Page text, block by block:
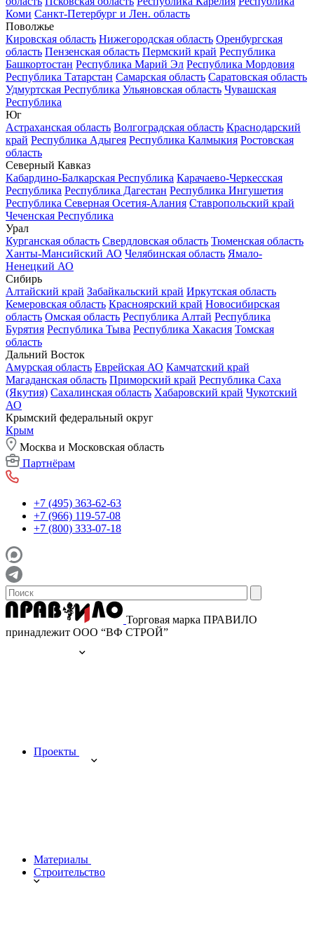
Коми Санкт-Петербург и Лен. область
Поволжье
Кировская область Нижегородская область Оренбургская
область Пензенская область Пермский край Республика
Башкортостан Республика Марий Эл Республика Мордовия
Республика Татарстан Самарская область Саратовская область
Удмуртская Республика Ульяновская область Чувашская
Республика
Юг
Астраханская область Волгоградская область Краснодарский
край Республика Адыгея Республика Калмыкия Ростовская
область
Северный Кавказ
Кабардино-Балкарская Республика Карачаево-Черкесская
Республика Республика Дагестан Республика Ингушетия
Республика Северная Осетия-Алания Ставропольский край
Чеченская Республика
Урал
Курганская область Свердловская область Тюменская область
Ханты-Мансийский АО Челябинская область Ямало-
Ненецкий АО
Сибирь
Алтайский край Забайкальский край Иркутская область
Кемеровская область Красноярский край Новосибирская
область Омская область Республика Алтай Республика
Бурятия Республика Тыва Республика Хакасия Томская
область
Дальний Восток
Амурская область Еврейская АО Камчатский край
Магаданская область Приморский край Республика Саха
(Якутия) Сахалинская область Хабаровский край Чукотский
АО
Крымский федеральный округ
Крым
Москва и Московская область
Партнёрам
+7 (495) 363-62-63
+7 (966) 119-57-08
+7 (800) 333-07-18
Торговая марка ПРАВИЛО
принадлежит ООО “ВФ СТРОЙ”
Проекты
Материалы
Строительство